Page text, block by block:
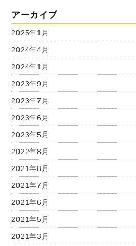
アーカイブ
2025年1月
2024年4月
2024年1月
2023年9月
2023年7月
2023年6月
2023年5月
2022年8月
2021年8月
2021年7月
2021年6月
2021年5月
2021年3月